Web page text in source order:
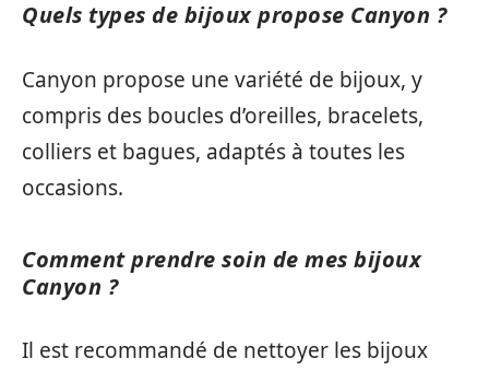
Quels types de bijoux propose Canyon ?
Canyon propose une variété de bijoux, y
compris des boucles d’oreilles, bracelets,
colliers et bagues, adaptés à toutes les
occasions.
Comment prendre soin de mes bijoux
Canyon ?
Il est recommandé de nettoyer les bijoux